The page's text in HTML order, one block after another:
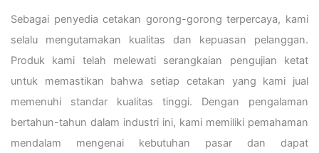
Sebagai penyedia cetakan gorong-gorong terpercaya, kami
selalu mengutamakan kualitas dan kepuasan pelanggan.
Produk kami telah melewati serangkaian pengujian ketat
untuk memastikan bahwa setiap cetakan yang kami jual
memenuhi standar kualitas tinggi. Dengan pengalaman
bertahun-tahun dalam industri ini, kami memiliki pemahaman
mendalam mengenai kebutuhan pasar dan dapat